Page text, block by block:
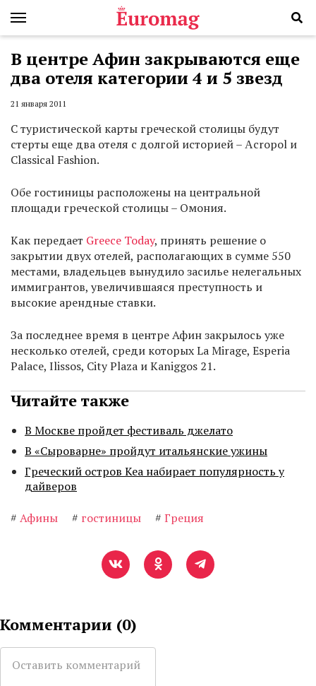
В центре Афин закрываются еще
два отеля категории 4 и 5 звезд
21 января 2011
С туристической карты греческой столицы будут
стерты еще два отеля с долгой историей – Αcropol и
Classical Fashion.
Обе гостиницы расположены на центральной
площади греческой столицы – Омония.
Как передает Greece Today, принять решение о
закрытии двух отелей, располагающих в сумме 550
местами, владельцев вынудило засилье нелегальных
иммигрантов, увеличившаяся преступность и
высокие арендные ставки.
За последнее время в центре Афин закрылось уже
несколько отелей, среди которых La Mirage, Esperia
Palace, Ilissos, City Plaza и Kaniggos 21.
Читайте также
В Москве пройдет фестиваль джелато
В «Сыроварне» пройдут итальянские ужины
Греческий остров Кеа набирает популярность у
дайверов
# Афины # гостиницы # Греция
Комментарии (0)